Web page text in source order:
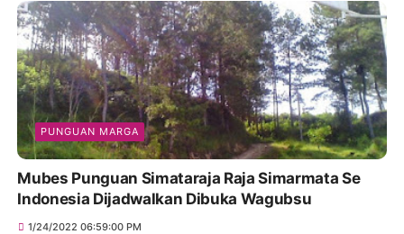
PUNGUAN MARGA
Mubes Punguan Simataraja Raja Simarmata Se
Indonesia Dijadwalkan Dibuka Wagubsu
1/24/2022 06:59:00 PM